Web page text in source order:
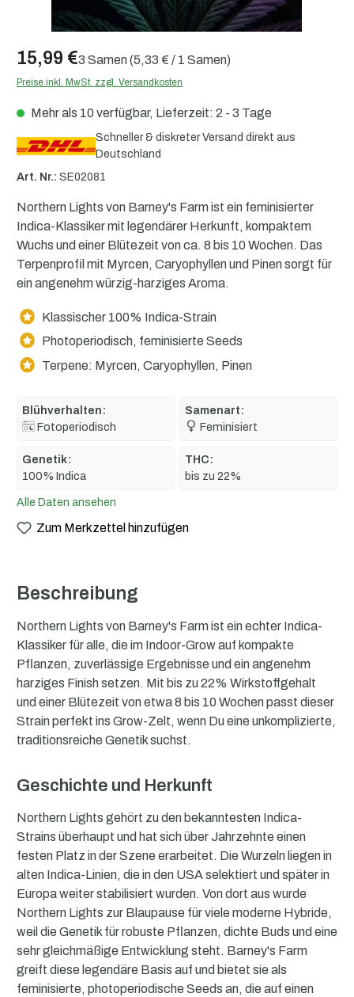
15,99 €3 Samen(5,33 € / 1 Samen)
Preise inkl. MwSt. zzgl. Versandkosten
Mehr als 10 verfügbar, Lieferzeit: 2 - 3 Tage
Schneller & diskreter Versand direkt aus
Deutschland
Art. Nr.: SE02081
Northern Lights von Barney's Farm ist ein feminisierter
Indica-Klassiker mit legendärer Herkunft, kompaktem
Wuchs und einer Blütezeit von ca. 8 bis 10 Wochen. Das
Terpenprofil mit Myrcen, Caryophyllen und Pinen sorgt für
ein angenehm würzig-harziges Aroma.
Klassischer 100% Indica-Strain
Photoperiodisch, feminisierte Seeds
Terpene: Myrcen, Caryophyllen, Pinen
Blühverhalten:
Fotoperiodisch
Samenart:
Feminisiert
Genetik:
100% Indica
THC:
bis zu 22%
Alle Daten ansehen
Zum Merkzettel hinzufügen
Beschreibung
Northern Lights von Barney's Farm ist ein echter Indica-
Klassiker für alle, die im Indoor-Grow auf kompakte
Pflanzen, zuverlässige Ergebnisse und ein angenehm
harziges Finish setzen. Mit bis zu 22% Wirkstoffgehalt
und einer Blütezeit von etwa 8 bis 10 Wochen passt dieser
Strain perfekt ins Grow-Zelt, wenn Du eine unkomplizierte,
traditionsreiche Genetik suchst.
Geschichte und Herkunft
Northern Lights gehört zu den bekanntesten Indica-
Strains überhaupt und hat sich über Jahrzehnte einen
festen Platz in der Szene erarbeitet. Die Wurzeln liegen in
alten Indica-Linien, die in den USA selektiert und später in
Europa weiter stabilisiert wurden. Von dort aus wurde
Northern Lights zur Blaupause für viele moderne Hybride,
weil die Genetik für robuste Pflanzen, dichte Buds und eine
sehr gleichmäßige Entwicklung steht. Barney's Farm
greift diese legendäre Basis auf und bietet sie als
feminisierte, photoperiodische Seeds an, die auf einen